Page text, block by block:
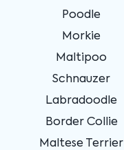
Poodle
Morkie
Maltipoo
Schnauzer
Labradoodle
Border Collie
Maltese Terrier